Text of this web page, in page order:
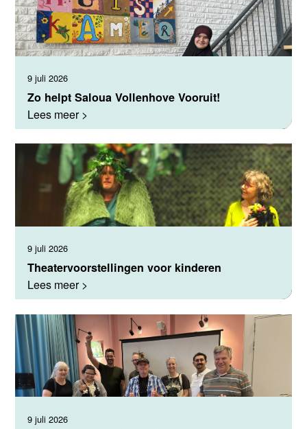
Zo helpt Saloua Vollenhove Vooruit!
9 juli 2026
Lees meer >
Theatervoorstellingen voor kinderen
9 juli 2026
Lees meer >
9 juli 2026